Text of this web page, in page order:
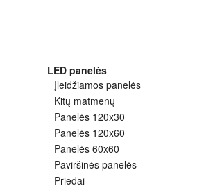
LED panelės
Įleidžiamos panelės
Kitų matmenų
Panelės 120x30
Panelės 120x60
Panelės 60x60
Paviršinės panelės
Priedai